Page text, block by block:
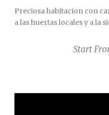
Preciosa habitacion con
a las huertas locales y a la
Start